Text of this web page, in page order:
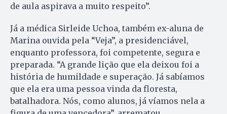
de aula aspirava a muito respeito”.
Já a médica Sirleide Uchoa, também ex-aluna de
Marina ouvida pela “Veja”, a presidenciável,
enquanto professora, foi competente, segura e
preparada. “A grande lição que ela deixou foi a
história de humildade e superação. Já sabíamos
que ela era uma pessoa vinda da floresta,
batalhadora. Nós, como alunos, já víamos nela a